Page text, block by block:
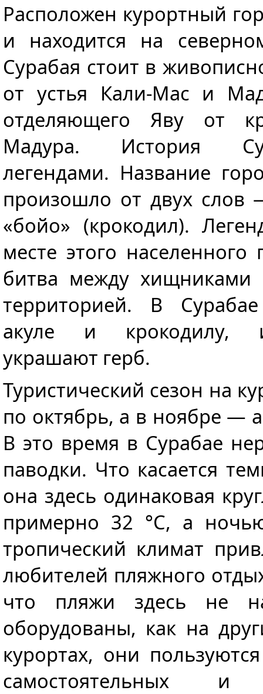
Расположен курортный
и находится на
Сурабая стоит в
от устья Кали-Мас и
отделяющего Яву от
Мадура. История
легендами. Название
произошло от двух слов
«бойо» (крокодил).
месте этого
битва между хищниками
территорией. В
акуле и крокодилу,
украшают герб.
Туристический сезон на
по октябрь, а в ноябре —
В это время в Сурабае
паводки. Что касается
она здесь одинаковая
примерно 32 °C, а
тропический климат
любителей пляжного
что пляжи здесь не
оборудованы, как на
курортах, они
самостоятельных и